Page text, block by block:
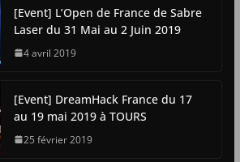
[Event] L’Open de France de Sabre
Laser du 31 Mai au 2 Juin 2019
4 avril 2019
[Event] DreamHack France du 17
au 19 mai 2019 à TOURS
25 février 2019